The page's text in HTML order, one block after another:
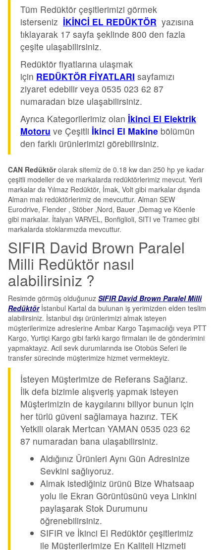
Tüm Redüktör çeşitlerimizi görmek
isterseniz İKİNCİ EL REDÜKTÖR yazısına
tıklayarak 17 sayfa şeklinde 800 den fazla
çeşite ulaşabilirsiniz.
Redüktör fiyatlarına ulaşmak
için REDÜKTÖR FİYATLARI sayfamızı
ziyaret edebilir veya 0535 023 62 87
numaradan bize ulaşabilirsiniz.
Ayrıca Kategorilerimiz olan İkinci El Elektrik
Motoru ve Çeşitli İkinci El Makine bölümün
den farklı ürünlerimizi görebilirsiniz.
CAN Redüktörolarak sitemiz de 0.18 kw dan 250 hp ye kadar
çeşitli modeller de ve markalarda redüktörlerimiz mevcut. Yerli
markalar da Yılmaz Redüktör, İmak, Volt gibi markalar dışında
Alman malı redüktörlerimiz de mevcuttur. Alman SEW
Eurodrive, Flender , Stöber ,Nord, Bauer ,Demag ve Köenle
gibi markalar. İtalyan VARVEL, Bonfiglioli, SITI ve Tramec gibi
markalarda stoklarımızda mevcuttur.
SIFIR David Brown Paralel
Milli Redüktör nasıl
alabilirsiniz ?
Resimde görmüş olduğunuz SIFIR David Brown Paralel Milli
Redüktörİstanbul Kartal da bulunan iş yerimizden elden teslim
alabilirsiniz. İstanbul dışı ürünlerimizi almak isteyen
müşterilerimize adreslerine Ambar Kargo Taşımacılığı veya PTT
Kargo, Yurtiçi Kargo gibi farklı kargo firmaları ile de gönderimini
yapmaktayız. Acil sevk durumlarında ise Otobüs Seferi ile
transfer sürecinde müşterimize hizmet vermekteyiz.
İsteyen Müşterimize de Referans Sağlarız.
İlk defa bizimle alışveriş yapmak isteyen
Müşterimizin de kaygılarını biliyor bunun için
her türlü güveni sağlamaya hazırız. TEK
Yetkili olarak Mertcan YAMAN 0535 023 62
87 numaradan bana ulaşabilirsiniz.
Aldığınız Ürünleri Aynı Gün Adresinize
Sevkini sağlıyoruz.
Almak istediğiniz ürünü Bize Whatsaap
yolu ile Ekran Görüntüsünü veya Linkini
paylaşarak Stok Durumunu
öğrenebilirsiniz.
SIFIR ve İkinci El Redüktör çeşitlerimiz
ile Müşterilerimize En Kaliteli Hizmeti